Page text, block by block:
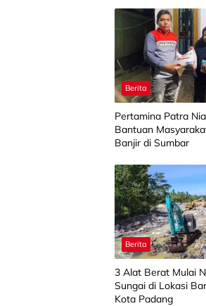
Berita
Pertamina Patra
Bantuan
Banjir di Sumbar
Berita
3 Alat Berat Mulai
Sungai di Lokasi
Kota Padang